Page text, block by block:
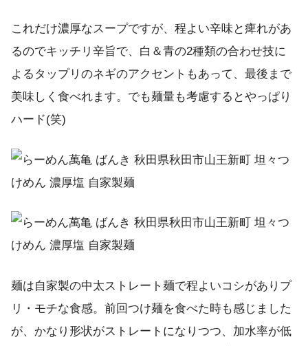
これだけ濃厚なスープですが、程よい辛味と痺れがあ
るのでキッチリ辛旨で、白＆青の2種類の合わせ技に
よるタップリのネギのアクセントもあって、最後まで
美味しく食べれます。でも麺量も考慮するとやっぱり
ハード(笑)
麺は自家製の中太ストレート麺で程よいコシがありプ
リ・モチな食感。前回つけ麺を食べた時も感じました
が、かなり形状がストレートになりつつ、加水率が低